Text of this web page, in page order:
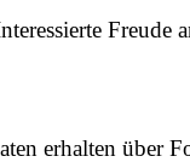
erhalten über